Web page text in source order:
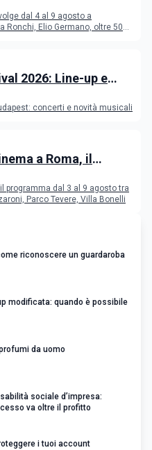
dal 4 al 9 agosto a
Ronchi, Elio Germano, oltre 50
2026: Line-up e
concerti e novità musicali
a Roma, il
programma dal 3 al 9 agosto tra
Parco Tevere, Villa Bonelli
riconoscere un guardaroba
modificata: quando è possibile
da uomo
sociale d’impresa:
va oltre il profitto
i tuoi account